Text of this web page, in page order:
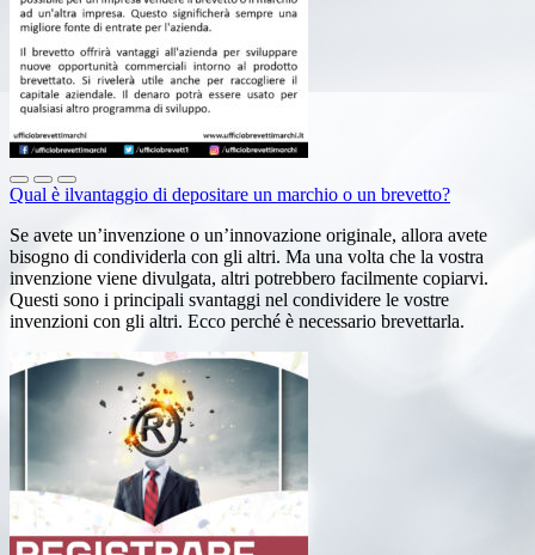
Qual è ilvantaggio di depositare un marchio o un brevetto?
Se avete un’invenzione o un’innovazione originale, allora avete
bisogno di condividerla con gli altri. Ma una volta che la vostra
invenzione viene divulgata, altri potrebbero facilmente copiarvi.
Questi sono i principali svantaggi nel condividere le vostre
invenzioni con gli altri. Ecco perché è necessario brevettarla.